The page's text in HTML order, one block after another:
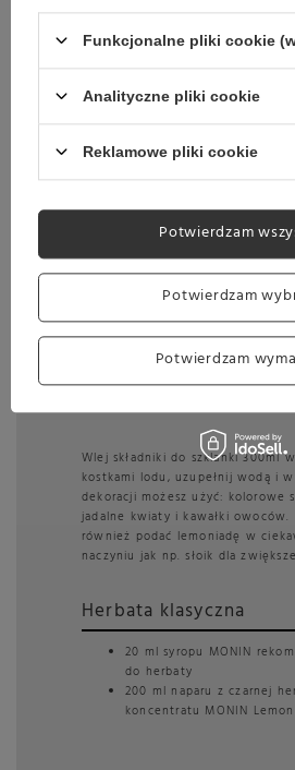
Lemoniada smakowa
20 ml syropu baza
Cloudy Lemonade
10 ml rekomendowanego
syropu MONIN
woda gazowana lub
Wlej składniki do szklanki 300ml
kostkami lodu, uzupełnij wodą i
dekoracji możesz użyć: kolorowe
jadalne kwiaty i kawałki owoców.
również podać lemoniadę w
naczyniu jak np. słoik dla
Herbata klasyczna
20 ml syropu MONIN
do herbaty
200 ml naparu z czarnej
koncentratu MONIN
Funkcjonalne pliki cookie
Analityczne pliki cookie
Reklamowe pliki cookie
Potwierdzam
Potwierdzam
Potwierdzam